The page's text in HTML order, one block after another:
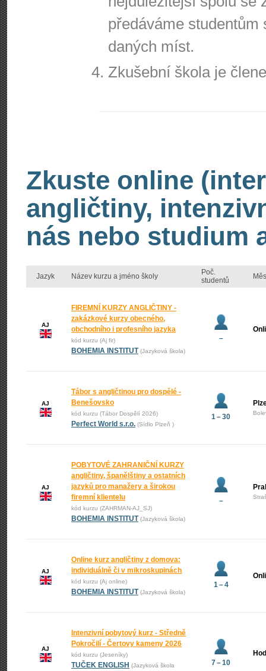
předáváme
daných míst.
Zkušební škola je
Zkuste online
angličtiny,
nás nebo studium
Jazyk Název kurzu a jméno školy
Poč.
studentů
AJ
FIREMNÍ KURZY ANGLIČTINY -
zakázkové kurzy obecného,
obchodního i profesního jazyka
kód kurzu (Aj fir)
BOHEMIA INSTITUT (Jazyková škola)
–
AJ
Tábor s angličtinou pro dospělé -
Benešovsko
kód kurzu (Tábor Dospělí 2026)
Perfect World s.r.o. (Sídlo Plzeň )
1 – 30
AJ
POBYTOVÉ ZAHRANIČNÍ KURZY
angličtiny, španělštiny a ostatních
jazyků pro manažery a širokou
firemní klientelu
kód kurzu (ZAHRMAN-AJ_SJ)
BOHEMIA INSTITUT (Jazyková škola)
–
AJ
Online kurz angličtiny z domova:
individuálně či v mikroskupinách
kód kurzu (Aj online)
BOHEMIA INSTITUT (Jazyková škola)
1 – 4
AJ
Intenzivní pobytový kurz - Středně
Pokročilí - Čertovy kameny 2026
kód kurzu (Jeseníky)
TUČEK ENGLISH (Jazyková škola
7 – 10